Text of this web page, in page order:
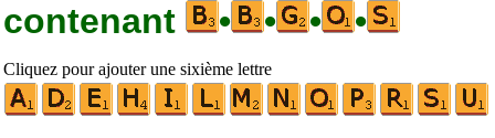
contenant
• • • •
Cliquez pour ajouter une sixième lettre